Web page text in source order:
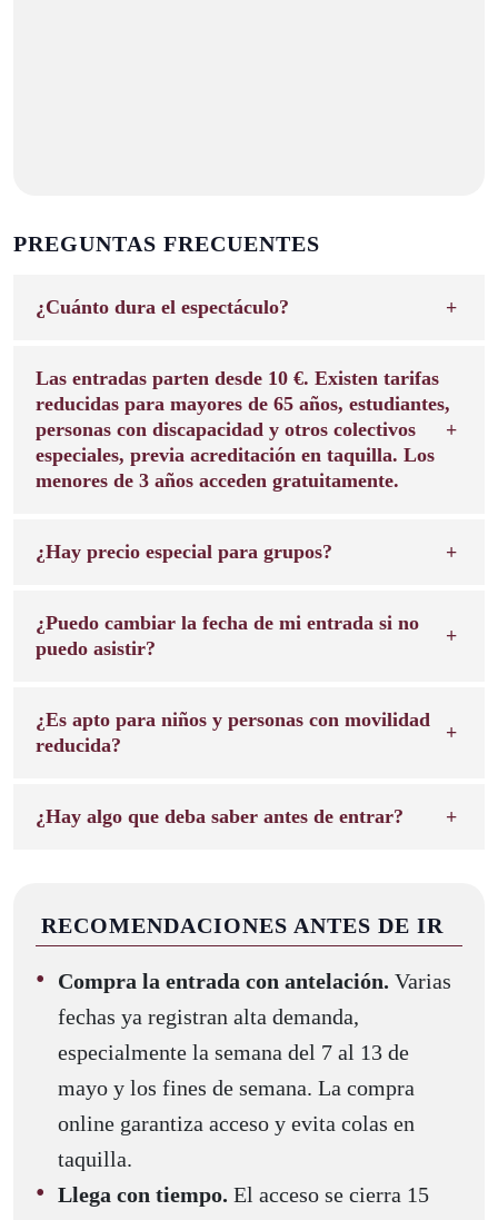
PREGUNTAS FRECUENTES
¿Cuánto dura el espectáculo?
Las entradas parten desde 10 €. Existen tarifas
reducidas para mayores de 65 años, estudiantes,
personas con discapacidad y otros colectivos
especiales, previa acreditación en taquilla. Los
menores de 3 años acceden gratuitamente.
¿Hay precio especial para grupos?
¿Puedo cambiar la fecha de mi entrada si no
puedo asistir?
¿Es apto para niños y personas con movilidad
reducida?
¿Hay algo que deba saber antes de entrar?
RECOMENDACIONES ANTES DE IR
Compra la entrada con antelación. Varias
fechas ya registran alta demanda,
especialmente la semana del 7 al 13 de
mayo y los fines de semana. La compra
online garantiza acceso y evita colas en
taquilla.
Llega con tiempo. El acceso se cierra 15